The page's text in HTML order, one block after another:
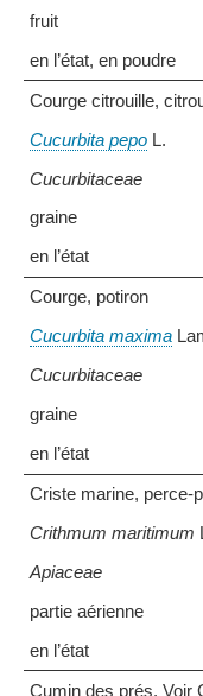
fruit
en l’état, en poudre
Courge citrouille,
Cucurbita pepo L.
Cucurbitaceae
graine
en l’état
Courge, potiron
Cucurbita maxima
Cucurbitaceae
graine
en l’état
Criste marine, perce-
Crithmum maritimum
Apiaceae
partie aérienne
en l’état
Cumin des prés. Voir